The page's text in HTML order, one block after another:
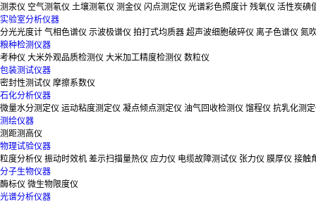
测汞仪 空气测氡仪 土壤测氡仪 测金仪 闪点测定仪 光谱彩色照度计 残氧仪 活性炭碘
实验室分析仪器
分光光度计 气相色谱仪 示波极谱仪 拍打式均质器 超声波细胞破碎仪 离子色谱仪 氮
粮种检测仪器
考种仪 大米外观品质检测仪 大米加工精度检测仪 数粒仪
包装测试仪器
密封性测试仪 摩擦系数仪
石化分析仪器
微量水分测定仪 运动粘度测定仪 凝点倾点测定仪 油气回收检测仪 馏程仪 抗乳化测
测绘仪器
测距测高仪
物理试验仪器
粒度分析仪 振动时效机 差示扫描量热仪 应力仪 电缆故障测试仪 张力仪 膜厚仪 接触
分子生物仪器
酶标仪 微生物限度仪
光谱分析仪器